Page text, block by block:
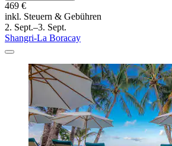
469 €
inkl. Steuern & Gebühren
2. Sept.–3. Sept.
Shangri-La Boracay